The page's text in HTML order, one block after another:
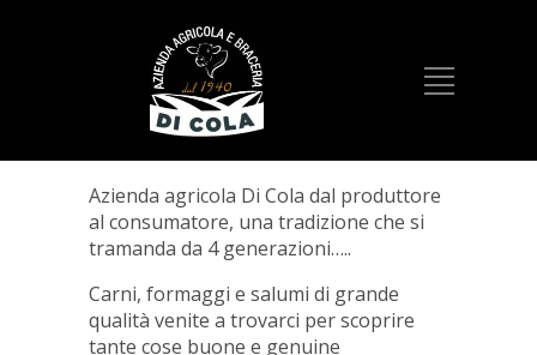
Azienda agricola Di Cola dal produttore
al consumatore, una tradizione che si
tramanda da 4 generazioni…..
Carni, formaggi e salumi di grande
qualità venite a trovarci per scoprire
tante cose buone e genuine